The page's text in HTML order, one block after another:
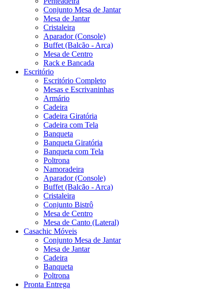
Conjunto Mesa de Jantar
Mesa de Jantar
Cristaleira
Aparador (Console)
Buffet (Balcão - Arca)
Mesa de Centro
Rack e Bancada
Escritório
Escritório Completo
Mesas e Escrivaninhas
Armário
Cadeira
Cadeira Giratória
Cadeira com Tela
Banqueta
Banqueta Giratória
Banqueta com Tela
Poltrona
Namoradeira
Aparador (Console)
Buffet (Balcão - Arca)
Cristaleira
Conjunto Bistrô
Mesa de Centro
Mesa de Canto (Lateral)
Casachic Móveis
Conjunto Mesa de Jantar
Mesa de Jantar
Cadeira
Banqueta
Poltrona
Pronta Entrega